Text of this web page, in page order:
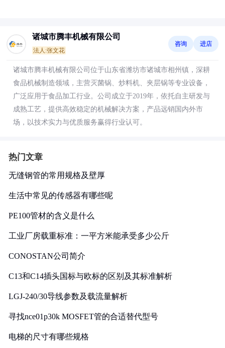
诸城市腾丰机械有限公司
法人:张文花
咨询 进店
诸城市腾丰机械有限公司位于山东省潍坊市诸城市相州镇，深耕
食品机械制造领域，主营灭菌锅、炒料机、夹层锅等专业设备，
广泛应用于食品加工行业。公司成立于2019年，依托自主研发与
成熟工艺，提供高效稳定的机械解决方案，产品远销国内外市
场，以技术实力与优质服务赢得行业认可。
热门文章
无缝钢管的常用规格及壁厚
生活中常见的传感器有哪些呢
PE100管材的含义是什么
工业厂房载重标准：一平方米能承受多少公斤
CONOSTAN公司简介
C13和C14插头国标与欧标的区别及其标准解析
LGJ-240/30导线参数及载流量解析
寻找nce01p30k MOSFET管的合适替代型号
电梯的尺寸有哪些规格